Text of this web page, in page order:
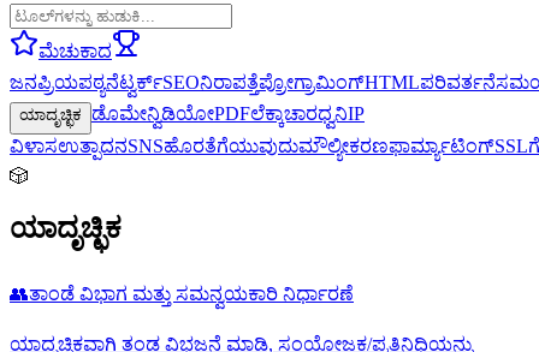
ಮೆಚುಕಾದ
ಜನಪ್ರಿಯಪಠ್ಯನೆಟ್ವರ್ಕ್SEOನಿರಾಪತ್ತೆಪ್ರೋಗ್ರಾಮಿಂಗ್HTMLಪರಿವರ್ತನೆ
ಯಾದೃಚ್ಛಿಕ ಡೊಮೇನ್ವಿಡಿಯೋPDFಲೆಕ್ಕಾಚಾರಧ್ವನಿIP
ವಿಳಾಸಉತ್ಪಾದನSNSಹೊರತೆಗೆಯುವುದುಮೌಲ್ಯೀಕರಣಫಾರ್ಮ್ಯಾಟಿಂಗ್SSL
🎲
ಯಾದೃಚ್ಛಿಕ
👥ತಾಂಡೆ ವಿಭಾಗ ಮತ್ತು ಸಮನ್ವಯಕಾರಿ ನಿರ್ಧಾರಣೆ
ಯಾದೃಚ್ಛಿಕವಾಗಿ ತಂಡ ವಿಭಜನೆ ಮಾಡಿ, ಸಂಯೋಜಕ/ಪ್ರತಿನಿಧಿಯನ್ನು